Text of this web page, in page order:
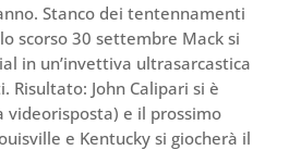
Stanco dei tentennamenti
scorso 30 settembre Mack si
in un’invettiva ultrasarcastica
Risultato: John Calipari si è
videorisposta) e il prossimo
e Kentucky si giocherà il